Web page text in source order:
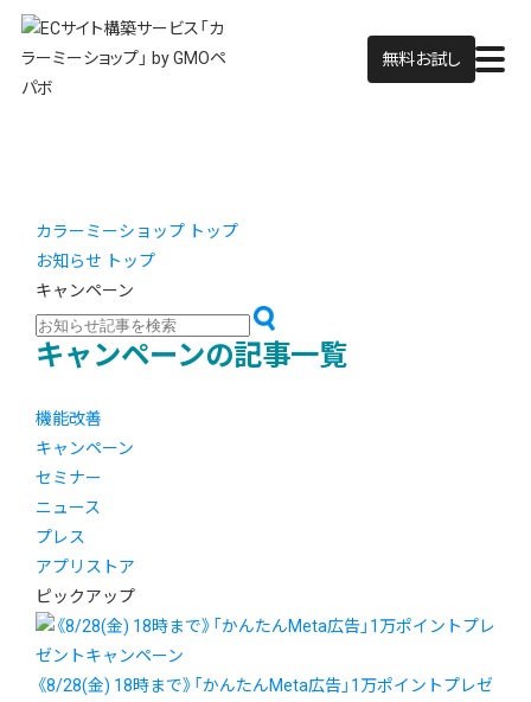
無料お試し
カラーミーショップ トップ
お知らせ トップ
キャンペーン
キャンペーンの記事一覧
機能改善
キャンペーン
セミナー
ニュース
プレス
アプリストア
ピックアップ
《8/28(金) 18時まで》「かんたんMeta広告」1万ポイントプレゼ